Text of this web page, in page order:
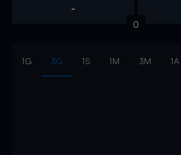
-
0
1G 3G 1S 1M 3M 1A